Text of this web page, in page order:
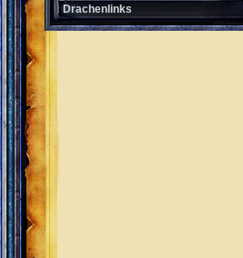
Drachenlinks